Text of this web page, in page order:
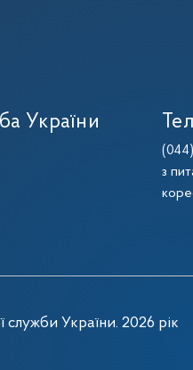
України
з
служби України. 2026 рік